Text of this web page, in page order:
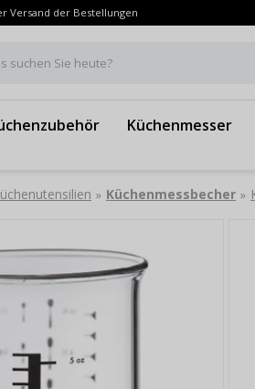
Versand der Bestellungen
suchen Sie heute?
Küchenmesser
» Küchenmessbecher »